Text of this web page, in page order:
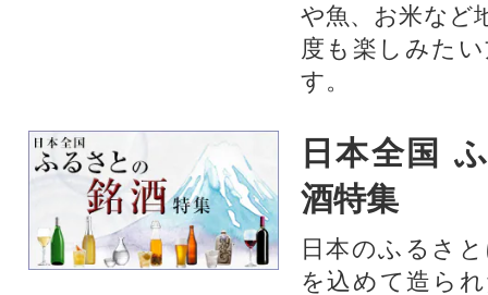
や魚、お米など
度も楽しみた
す。
日本全国
酒特集
日本のふるさ
を込めて造ら